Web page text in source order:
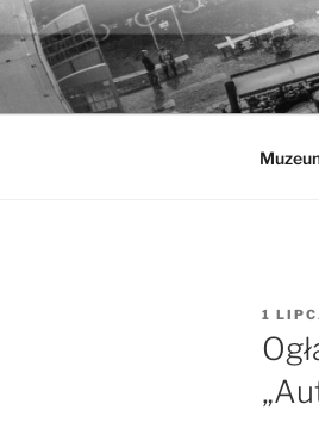
Przejdź
do
treści
W
1